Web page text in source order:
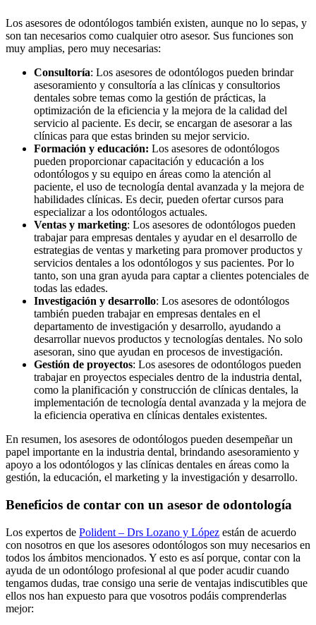
Los asesores de odontólogos también existen, aunque no lo sepas, y
son tan necesarios como cualquier otro asesor. Sus funciones son
muy amplias, pero muy necesarias:
Consultoría: Los asesores de odontólogos pueden brindar
asesoramiento y consultoría a las clínicas y consultorios
dentales sobre temas como la gestión de prácticas, la
optimización de la eficiencia y la mejora de la calidad del
servicio al paciente. Es decir, se encargan de asesorar a las
clínicas para que estas brinden su mejor servicio.
Formación y educación: Los asesores de odontólogos
pueden proporcionar capacitación y educación a los
odontólogos y su equipo en áreas como la atención al
paciente, el uso de tecnología dental avanzada y la mejora de
habilidades clínicas. Es decir, pueden ofertar cursos para
especializar a los odontólogos actuales.
Ventas y marketing: Los asesores de odontólogos pueden
trabajar para empresas dentales y ayudar en el desarrollo de
estrategias de ventas y marketing para promover productos y
servicios dentales a los odontólogos y sus pacientes. Por lo
tanto, son una gran ayuda para captar a clientes potenciales de
todas las edades.
Investigación y desarrollo: Los asesores de odontólogos
también pueden trabajar en empresas dentales en el
departamento de investigación y desarrollo, ayudando a
desarrollar nuevos productos y tecnologías dentales. No solo
asesoran, sino que ayudan en procesos de investigación.
Gestión de proyectos: Los asesores de odontólogos pueden
trabajar en proyectos especiales dentro de la industria dental,
como la planificación y construcción de clínicas dentales, la
implementación de tecnología dental avanzada y la mejora de
la eficiencia operativa en clínicas dentales existentes.
En resumen, los asesores de odontólogos pueden desempeñar un
papel importante en la industria dental, brindando asesoramiento y
apoyo a los odontólogos y las clínicas dentales en áreas como la
gestión, la educación, el marketing y la investigación y desarrollo.
Beneficios de contar con un asesor de odontología
Los expertos de Polident – Drs Lozano y López están de acuerdo
con nosotros en que los asesores odontólogos son muy necesarios en
todos los ámbitos mencionados. Y esto es así porque, contar con la
ayuda de un odontólogo profesional al que poder acudir cuando
tengamos dudas, trae consigo una serie de ventajas indiscutibles que
ellos nos han expuesto para que vosotros podáis comprenderlas
mejor: